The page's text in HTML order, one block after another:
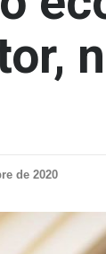
de 2020